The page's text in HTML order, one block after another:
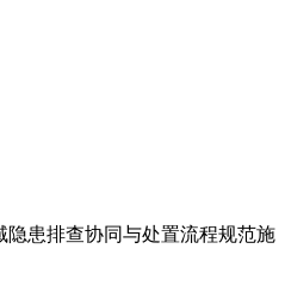
患排查协同与处置流程规范施